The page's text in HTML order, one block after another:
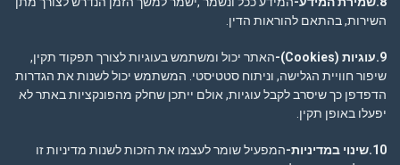
השירות, בהתאם להוראות הדין.
9.עוגיות (Cookies)-
האתר יכול ומשתמש בעוגיות לצורך תפקוד תקין,
שיפור חוויית הגלישה, וניתוח סטטיסטי. המשתמש יכול לשנות את הגדרות
הדפדפן כך שיסרב לקבל עוגיות, אולם ייתכן שחלק מהפונקציות באתר לא
יפעלו באופן תקין.
10.שינוי במדיניות-
המפעיל שומר לעצמו את הזכות לשנות מדיניות זו